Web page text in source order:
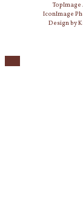
IconImage
Design by